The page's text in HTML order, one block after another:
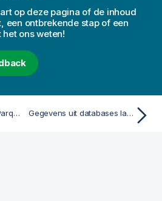
op deze pagina of de inhoud
een ontbrekende stap of een
ons weten!
Werken met Apache Parquet-bestanden Gegevens uit databases laden